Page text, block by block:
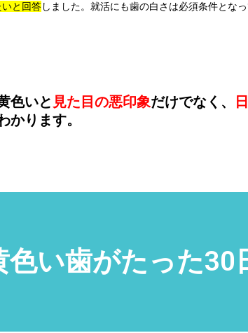
と回答しました。就活にも歯の白さは必須条件とな
色いと 見た目の悪印象だけでなく、
かります。
色い歯がたった30